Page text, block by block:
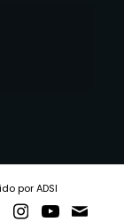
por ADSI